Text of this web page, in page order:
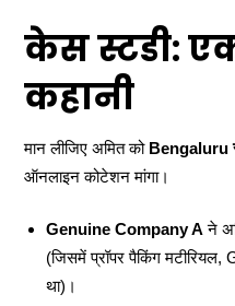
केस स्टडी:
कहानी
मान लीजिए अमित को Bengaluru
ऑनलाइन कोटेशन मांगा।
Genuine Company A ने
(जिसमें प्रॉपर पैकिंग मटीरियल,
था)।